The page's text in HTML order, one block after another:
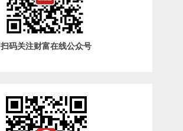
扫码关注财富在线公众号